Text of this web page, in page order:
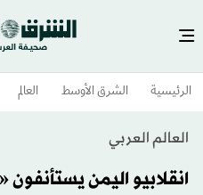
الرئيسية الشرق الأوسط​ العالم
العالم العربي
انقلابيو اليمن